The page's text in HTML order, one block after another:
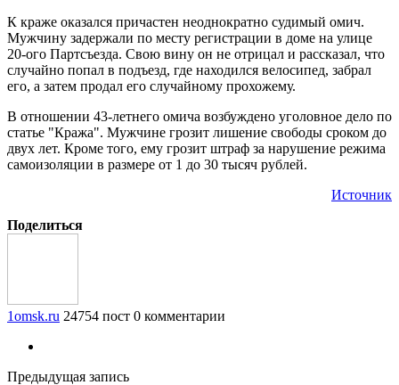
К краже оказался причастен неоднократно судимый омич.
Мужчину задержали по месту регистрации в доме на улице
20-ого Партсъезда. Свою вину он не отрицал и рассказал, что
случайно попал в подъезд, где находился велосипед, забрал
его, а затем продал его случайному прохожему.
В отношении 43-летнего омича возбуждено уголовное дело по
статье "Кража". Мужчине грозит лишение свободы сроком до
двух лет. Кроме того, ему грозит штраф за нарушение режима
самоизоляции в размере от 1 до 30 тысяч рублей.
Источник
Поделиться
1omsk.ru 24754 пост 0 комментарии
Предыдущая запись